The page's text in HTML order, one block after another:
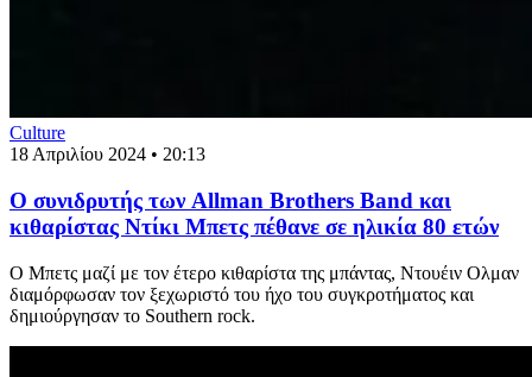
Culture
18 Απριλίου 2024 • 20:13
Ο συνιδρυτής των Allman Brothers Band και
κιθαρίστας Ντίκι Μπετς πέθανε σε ηλικία 80 ετών
Ο Μπετς μαζί με τον έτερο κιθαρίστα της μπάντας, Ντουέιν Ολμαν
διαμόρφωσαν τον ξεχωριστό του ήχο του συγκροτήματος και
δημιούργησαν το Southern rock.